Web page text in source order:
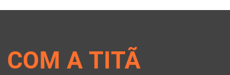
COM A TITÃ